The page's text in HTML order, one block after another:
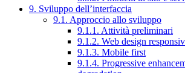
9. Sviluppo dell’interfaccia
9.1. Approccio allo sviluppo
9.1.1. Attività preliminari
9.1.2. Web design
9.1.3. Mobile first
9.1.4. Progressive